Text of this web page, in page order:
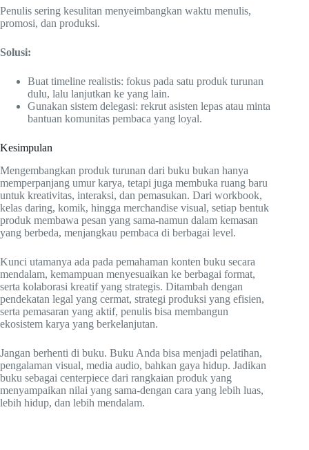
Penulis sering kesulitan menyeimbangkan waktu menulis,
promosi, dan produksi.
Solusi:
Buat timeline realistis: fokus pada satu produk turunan
dulu, lalu lanjutkan ke yang lain.
Gunakan sistem delegasi: rekrut asisten lepas atau minta
bantuan komunitas pembaca yang loyal.
Kesimpulan
Mengembangkan produk turunan dari buku bukan hanya
memperpanjang umur karya, tetapi juga membuka ruang baru
untuk kreativitas, interaksi, dan pemasukan. Dari workbook,
kelas daring, komik, hingga merchandise visual, setiap bentuk
produk membawa pesan yang sama-namun dalam kemasan
yang berbeda, menjangkau pembaca di berbagai level.
Kunci utamanya ada pada pemahaman konten buku secara
mendalam, kemampuan menyesuaikan ke berbagai format,
serta kolaborasi kreatif yang strategis. Ditambah dengan
pendekatan legal yang cermat, strategi produksi yang efisien,
serta pemasaran yang aktif, penulis bisa membangun
ekosistem karya yang berkelanjutan.
Jangan berhenti di buku. Buku Anda bisa menjadi pelatihan,
pengalaman visual, media audio, bahkan gaya hidup. Jadikan
buku sebagai centerpiece dari rangkaian produk yang
menyampaikan nilai yang sama-dengan cara yang lebih luas,
lebih hidup, dan lebih mendalam.